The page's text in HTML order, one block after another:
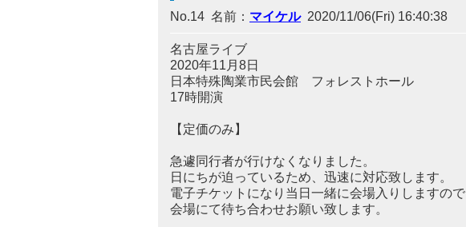
No.14 名前： マイケル2020/11/06(Fri) 16:40:38
名古屋ライブ
2020年11月8日
日本特殊陶業市民会館 フォレストホール
17時開演
【定価のみ】
急遽同行者が行けなくなりました。
日にちが迫っているため、迅速に対応致します。
電子チケットになり当日一緒に会場入りしますので
会場にて待ち合わせお願い致します。